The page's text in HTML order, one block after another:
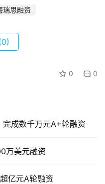
瑞思融资
0 0
成数千万元A+轮融资
万美元融资
亿元A轮融资